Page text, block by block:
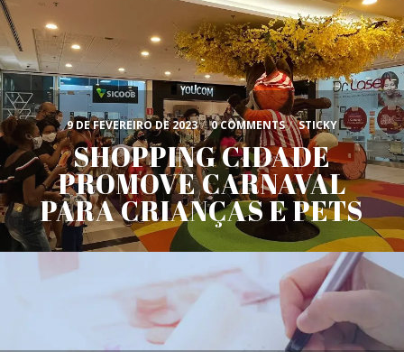
9 DE FEVEREIRO DE 2023 / 0 COMMENTS / STICKY
SHOPPING CIDADE
PROMOVE CARNAVAL
PARA CRIANÇAS E PETS